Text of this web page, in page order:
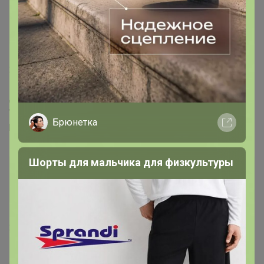
saloh
Виртуоз СП
26 мая, 2017 08:30
Добрый день ! Подскажите пожалуйста Мужские
трусы Berrak 4466 - 4466 размер m подойдут на 48
размер.
МЁД
26 мая, 2017 08:37
Брюнетка
Шорты для мальчика для физкультуры